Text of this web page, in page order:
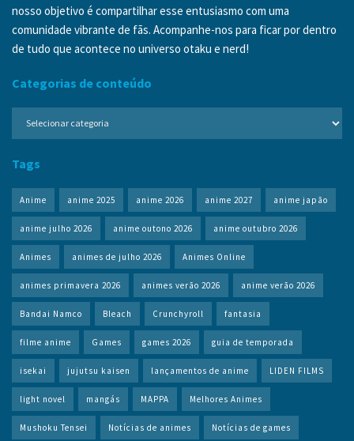
nosso objetivo é compartilhar esse entusiasmo com uma
comunidade vibrante de fãs. Acompanhe-nos para ficar por dentro
de tudo que acontece no universo otaku e nerd!
Categorias de conteúdo
Tags
Anime anime 2025 anime 2026 anime 2027 anime japão
anime julho 2026 anime outono 2026 anime outubro 2026
Animes animes de julho 2026 Animes Online
animes primavera 2026 animes verão 2026 anime verão 2026
Bandai Namco Bleach Crunchyroll fantasia
filme anime Games games 2026 guia de temporada
isekai jujutsu kaisen lançamentos de anime LIDEN FILMS
light novel mangás MAPPA Melhores Animes
Mushoku Tensei Notícias de animes Notícias de games